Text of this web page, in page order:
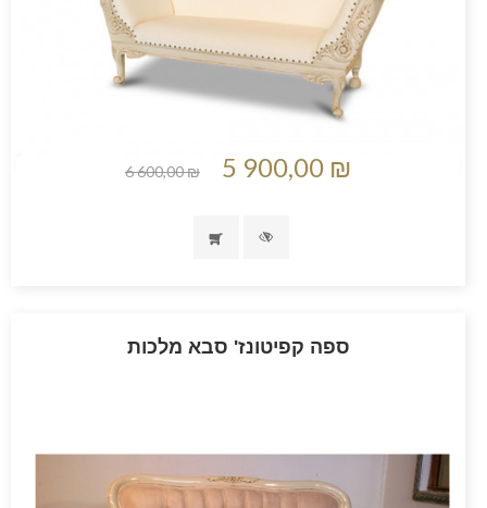
6 600,00 ₪ 5 900,00 ₪
ספה קפיטונז' סבא מלכות